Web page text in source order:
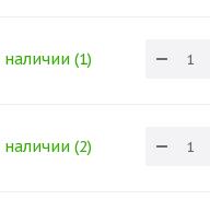
наличии (1)
наличии (2)